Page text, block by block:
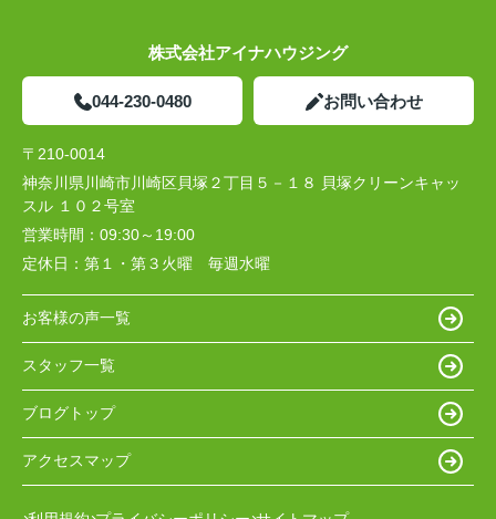
株式会社アイナハウジング
044-230-0480 お問い合わせ
〒210-0014
神奈川県川崎市川崎区貝塚２丁目５－１８ 貝塚クリーンキャッ
スル １０２号室
営業時間： 09:30～19:00
定休日： 第１・第３火曜 毎週水曜
お客様の声一覧
スタッフ一覧
ブログトップ
アクセスマップ